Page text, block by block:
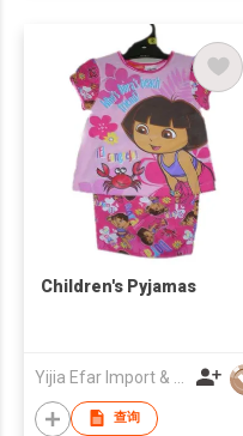
Children's Pyjamas
查询